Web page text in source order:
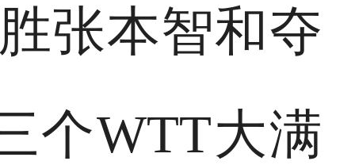
张本智和夺
个WTT大满